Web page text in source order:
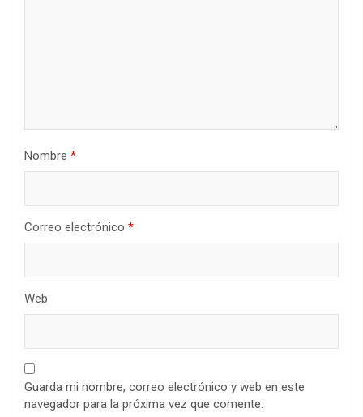
Nombre *
Correo electrónico *
Web
Guarda mi nombre, correo electrónico y web en este
navegador para la próxima vez que comente.